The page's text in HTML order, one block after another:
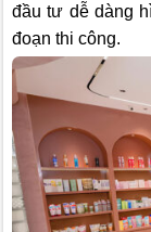
đầu tư dễ dàng
đoạn thi công.